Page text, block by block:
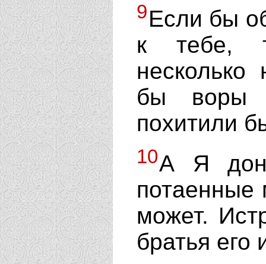
9Если бы
к тебе,
бы
похитили
10А Я
потаенные
может.
братья его